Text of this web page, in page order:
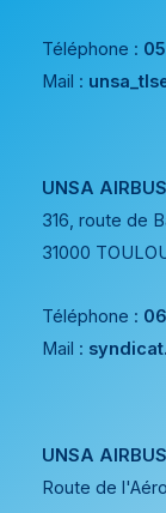
Téléphone :
Mail :
UNSA
316, route de
31000
Téléphone :
Mail :
UNSA
Route de